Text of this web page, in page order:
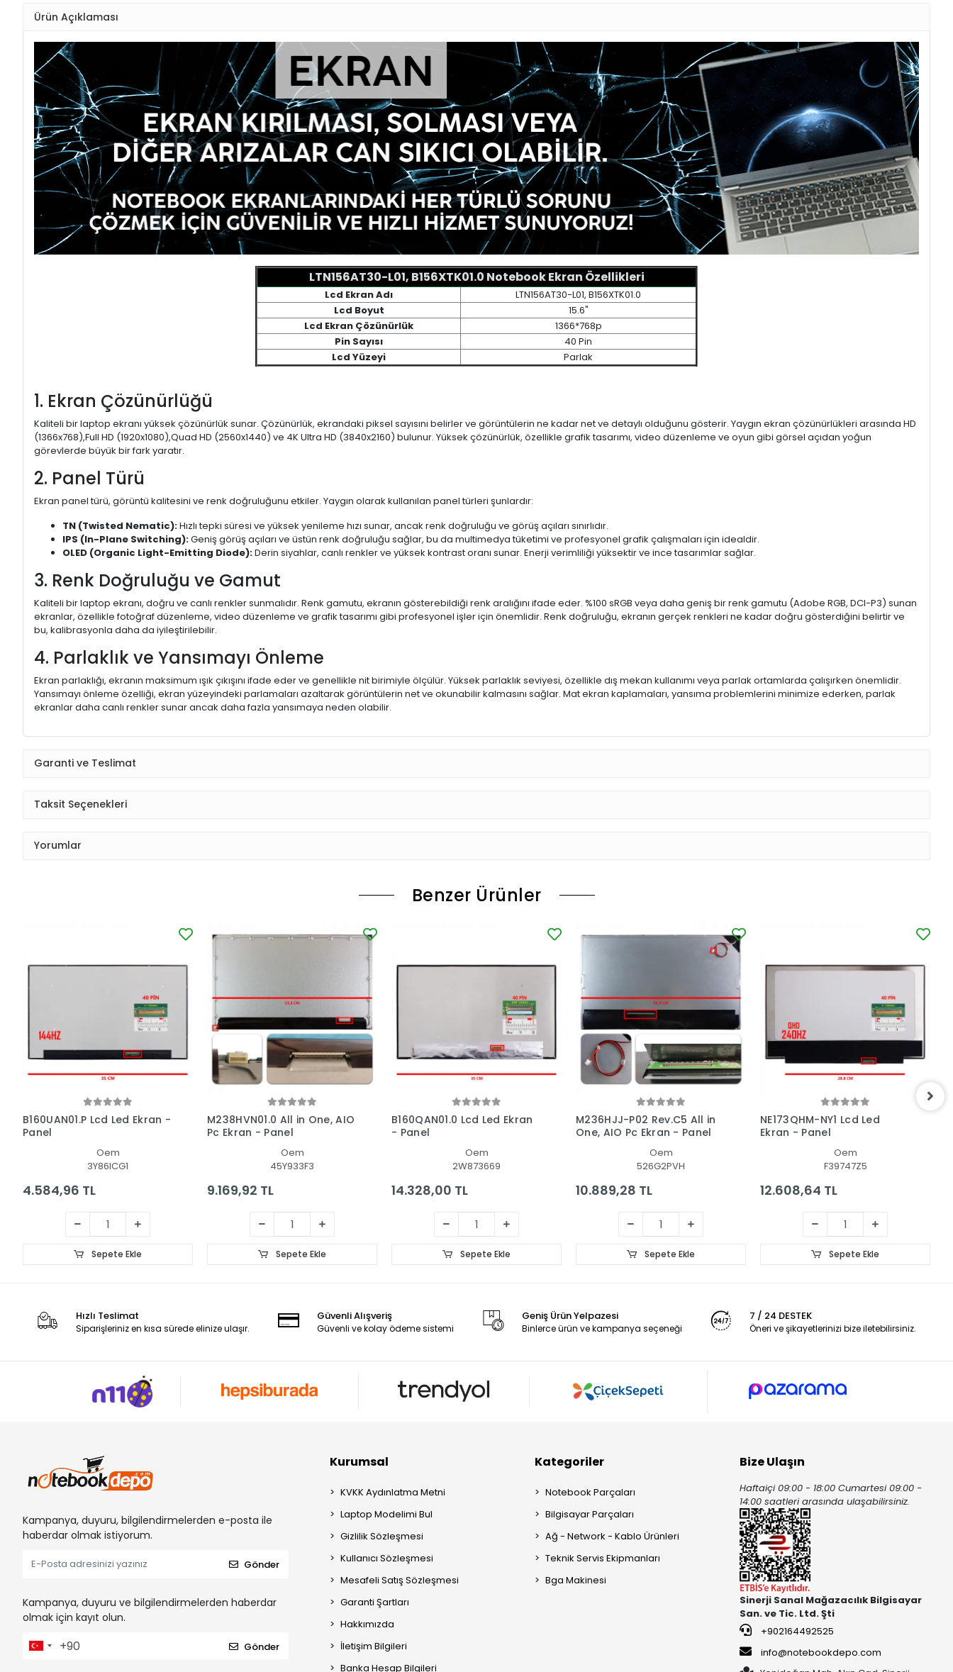
Ürün Açıklaması
LTN156AT30-L01, B156XTK01.0 Notebook Ekran Özellikleri
Lcd Ekran Adı
LTN156AT30-L01, B156XTK01.0
Lcd Boyut
15.6"
Lcd Ekran Çözünürlük
1366*768p
Pin Sayısı
40 Pin
Lcd Yüzeyi
Parlak
1. Ekran Çözünürlüğü
Kaliteli bir laptop ekranı yüksek çözünürlük sunar. Çözünürlük, ekrandaki piksel sayısını belirler ve görüntülerin ne kadar net ve detaylı olduğunu gösterir. Yaygın ekran çözünürlükleri arasında HD
(1366x768),Full HD (1920x1080),Quad HD (2560x1440) ve 4K Ultra HD (3840x2160) bulunur. Yüksek çözünürlük, özellikle grafik tasarımı, video düzenleme ve oyun gibi görsel açıdan yoğun
görevlerde büyük bir fark yaratır.
2. Panel Türü
Ekran panel türü, görüntü kalitesini ve renk doğruluğunu etkiler. Yaygın olarak kullanılan panel türleri şunlardır:
TN (Twisted Nematic):Hızlı tepki süresi ve yüksek yenileme hızı sunar, ancak renk doğruluğu ve görüş açıları sınırlıdır.
IPS (In-Plane Switching):Geniş görüş açıları ve üstün renk doğruluğu sağlar, bu da multimedya tüketimi ve profesyonel grafik çalışmaları için idealdir.
OLED (Organic Light-Emitting Diode):Derin siyahlar, canlı renkler ve yüksek kontrast oranı sunar. Enerji verimliliği yüksektir ve ince tasarımlar sağlar.
3. Renk Doğruluğu ve Gamut
Kaliteli bir laptop ekranı, doğru ve canlı renkler sunmalıdır. Renk gamutu, ekranın gösterebildiği renk aralığını ifade eder. %100 sRGB veya daha geniş bir renk gamutu (Adobe RGB, DCI-P3) sunan
ekranlar, özellikle fotoğraf düzenleme, video düzenleme ve grafik tasarımı gibi profesyonel işler için önemlidir. Renk doğruluğu, ekranın gerçek renkleri ne kadar doğru gösterdiğini belirtir ve
bu, kalibrasyonla daha da iyileştirilebilir.
4. Parlaklık ve Yansımayı Önleme
Ekran parlaklığı, ekranın maksimum ışık çıkışını ifade eder ve genellikle nit birimiyle ölçülür. Yüksek parlaklık seviyesi, özellikle dış mekan kullanımı veya parlak ortamlarda çalışırken önemlidir.
Yansımayı önleme özelliği, ekran yüzeyindeki parlamaları azaltarak görüntülerin net ve okunabilir kalmasını sağlar. Mat ekran kaplamaları, yansıma problemlerini minimize ederken, parlak
ekranlar daha canlı renkler sunar ancak daha fazla yansımaya neden olabilir.
Garanti ve Teslimat
Taksit Seçenekleri
Yorumlar
Benzer Ürünler
B160UAN01.P Lcd Led Ekran -
Panel
Oem
3Y86ICG1
4.584,96 TL
Sepete Ekle
M238HVN01.0 All in One, AIO
Pc Ekran - Panel
Oem
45Y933F3
9.169,92 TL
Sepete Ekle
B160QAN01.0 Lcd Led Ekran
- Panel
Oem
2W873669
14.328,00 TL
Sepete Ekle
M236HJJ-P02 Rev.C5 All in
One, AIO Pc Ekran - Panel
Oem
526G2PVH
10.889,28 TL
Sepete Ekle
NE173QHM-NY1 Lcd Led
Ekran - Panel
Oem
F39747Z5
12.608,64 TL
Sepete Ekle
Hızlı Teslimat
Siparişleriniz en kısa sürede elinize ulaşır.
Güvenli Alışveriş
Güvenli ve kolay ödeme sistemi
Geniş Ürün Yelpazesi
Binlerce ürün ve kampanya seçeneği
7 / 24 DESTEK
Öneri ve şikayetlerinizi bize iletebilirsiniz.
Kampanya, duyuru, bilgilendirmelerden e-posta ile
haberdar olmak istiyorum.
Gönder
Kampanya, duyuru ve bilgilendirmelerden haberdar
olmak için kayıt olun.
Gönder
Kurumsal
KVKK Aydınlatma Metni
Laptop Modelimi Bul
Gizlilik Sözleşmesi
Kullanıcı Sözleşmesi
Mesafeli Satış Sözleşmesi
Garanti Şartları
Hakkımızda
İletişim Bilgileri
Banka Hesap Bilgileri
Kategoriler
Notebook Parçaları
Bilgisayar Parçaları
Ağ - Network - Kablo Ürünleri
Teknik Servis Ekipmanları
Bga Makinesi
Bize Ulaşın
Haftaiçi 09:00 - 18:00 Cumartesi 09:00 -
14:00 saatleri arasında ulaşabilirsiniz.
Sinerji Sanal Mağazacılık Bilgisayar
San. ve Tic. Ltd. Şti
+902164492525
info@notebookdepo.com